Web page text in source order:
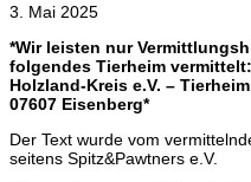
3. Mai 2025
*Wir leisten nur
folgendes Tierheim
Holzland-Kreis e.V. –
07607 Eisenberg*
Der Text wurde vom
seitens Spitz&Pawtners e.V.